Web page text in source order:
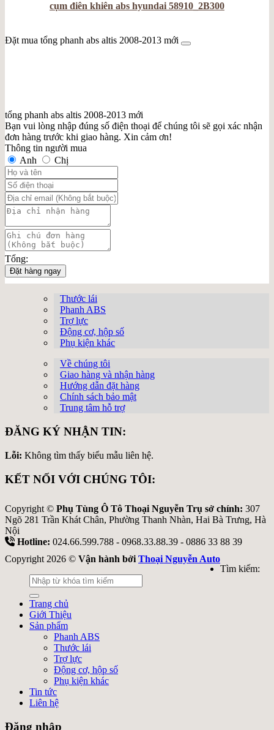
cụm điên khiên abs hyundai 58910_2B300
Đặt mua tổng phanh abs altis 2008-2013 mới
tổng phanh abs altis 2008-2013 mới
Bạn vui lòng nhập đúng số điện thoại để chúng tôi sẽ gọi xác nhận
đơn hàng trước khi giao hàng. Xin cảm ơn!
Thông tin người mua
Anh
Chị
Tổng:
Đặt hàng ngay
Thước lái
Phanh ABS
Trợ lực
Động cơ, hộp số
Phụ kiện khác
Về chúng tôi
Giao hàng và nhận hàng
Hướng dẫn đặt hàng
Chính sách bảo mật
Trung tâm hỗ trợ
ĐĂNG KÝ NHẬN TIN:
Lỗi: Không tìm thấy biểu mẫu liên hệ.
KẾT NỐI VỚI CHÚNG TÔI:
Copyright © Phụ Tùng Ô Tô Thoại Nguyễn Trụ sở chính: 307
Ngõ 281 Trần Khát Chân, Phường Thanh Nhàn, Hai Bà Trưng, Hà
Nội
Hotline: 024.66.599.788 - 0968.33.88.39 - 0886 33 88 39
Copyright 2026 © Vận hành bởi Thoại Nguyễn Auto
Tìm kiếm:
Trang chủ
Giới Thiệu
Sản phẩm
Phanh ABS
Thước lái
Trợ lực
Động cơ, hộp số
Phụ kiện khác
Tin tức
Liên hệ
Đăng nhập